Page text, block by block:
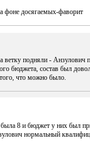
фоне досягаемых-фаворит
ветку подняли -
бюджета, состав был
что можно было.
8 и бюджет у них был
нормальный